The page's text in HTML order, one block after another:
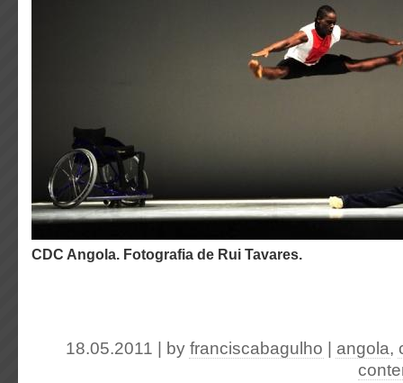
CDC Angola. Fotografia de Rui Tavares.
18.05.2011 | by franciscabagulho angola,